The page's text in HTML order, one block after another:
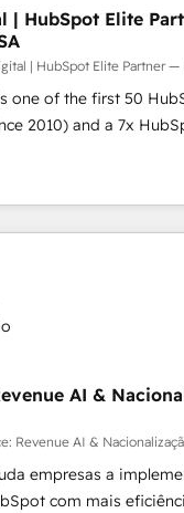
- Inbound
- HubSpot CMS
our clients to
potential by providing
With over 300 HubSpot
how and strategic
| HubSpot Elite
| HubSpot Elite Partner —
one of the first 50
2010) and a 7x
500+ projects across
we combine global
Today, we are
Partner—trusted by
smarter. ⚙️ CRM
& Migration
from Salesforce,
Intercom, and
and integrations
WhatsApp,
to drive pipeline. 🤖 AI Custom
Deploy AI agents
ups, service triage,
AI &
Revenue AI &
empresas a
com mais